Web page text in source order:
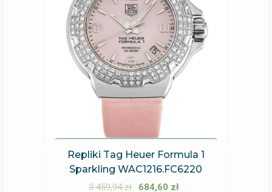
Repliki Tag Heuer Formula 1
Sparkling WAC1216.FC6220
3 459,94zł 684,60 zł